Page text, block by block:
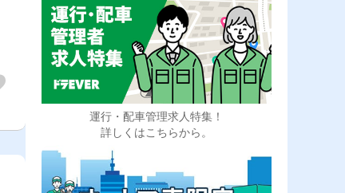
運行・配車管理求人特集！
詳しくはこちらから。